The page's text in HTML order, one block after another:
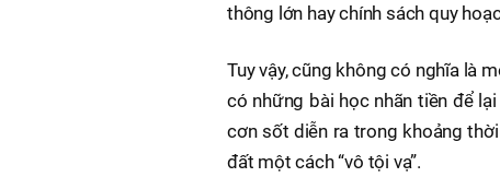
thông lớn hay chính sách quy
Tuy vậy, cũng không có nghĩa là
có những bài học nhãn tiền để
cơn sốt diễn ra trong khoảng
đất một cách “vô tội vạ”.